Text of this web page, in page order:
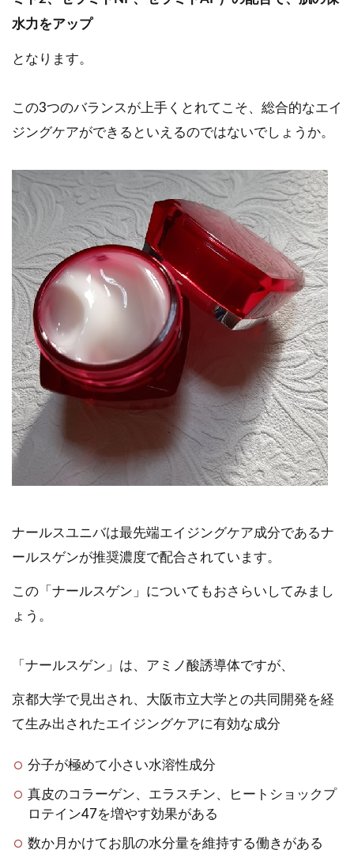
水力をアップ
となります。
この3つのバランスが上手くとれてこそ、総合的なエイ
ジングケアができるといえるのではないでしょうか。
ナールスユニバは最先端エイジングケア成分であるナ
ールスゲンが推奨濃度で配合されています。
この「ナールスゲン」についてもおさらいしてみまし
ょう。
「ナールスゲン」は、アミノ酸誘導体ですが、
京都大学で見出され、大阪市立大学との共同開発を経
て生み出されたエイジングケアに有効な成分
分子が極めて小さい水溶性成分
真皮のコラーゲン、エラスチン、ヒートショックプ
ロテイン47を増やす効果がある
数か月かけてお肌の水分量を維持する働きがある